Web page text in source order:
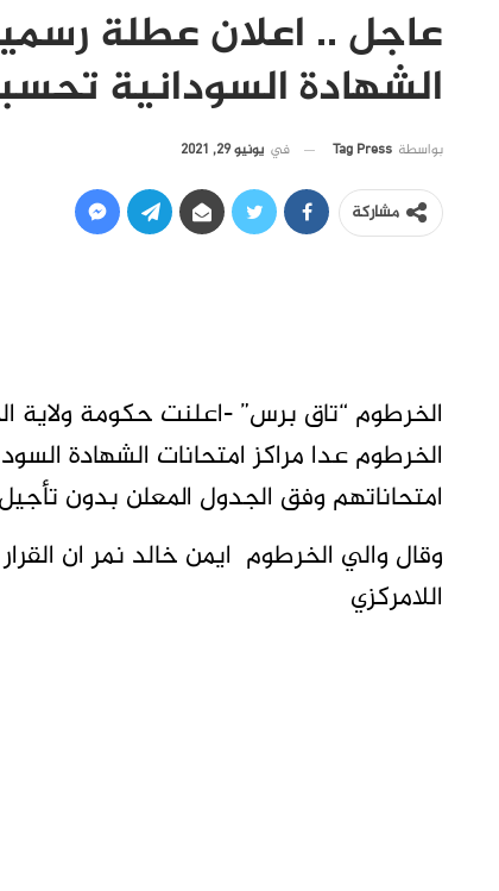
عاجل .. اعلان عطلة
الشهادة السودانية تحسبا
بواسطة Tag Press في يونيو 29, 2021
مشاركة
الخرطوم “تاق برس” -اعلنت حكومة ولاية
الخرطوم عدا مراكز امتحانات الشهادة
امتحاناتهم وفق الجدول المعلن بدون
اللامركزي